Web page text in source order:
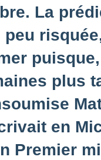
La
peu
plus
en
Premier